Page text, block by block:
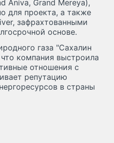
Aniva, Grand Mereya),
для проекта, а также
зафрахтованными
основе.
газа "Сахалин
компания выстроила
отношения с
репутацию
в страны